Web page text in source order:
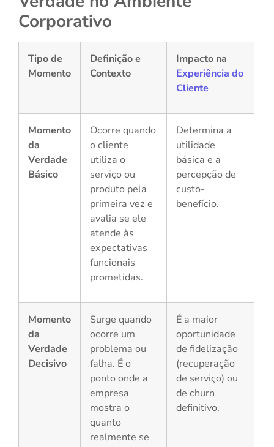
Corporativo
Tipo de
Momento
Definição e
Contexto
Impacto na
Experiência do
Cliente
Momento
da
Verdade
Básico
Ocorre quando
o cliente
utiliza o
serviço ou
produto pela
primeira vez e
avalia se ele
atende às
expectativas
funcionais
prometidas.
Determina a
utilidade
básica e a
percepção de
custo-
benefício.
Momento
da
Verdade
Decisivo
Surge quando
ocorre um
problema ou
falha. É o
ponto onde a
empresa
mostra o
quanto
realmente se
É a maior
oportunidade
de fidelização
(recuperação
de serviço) ou
de churn
definitivo.